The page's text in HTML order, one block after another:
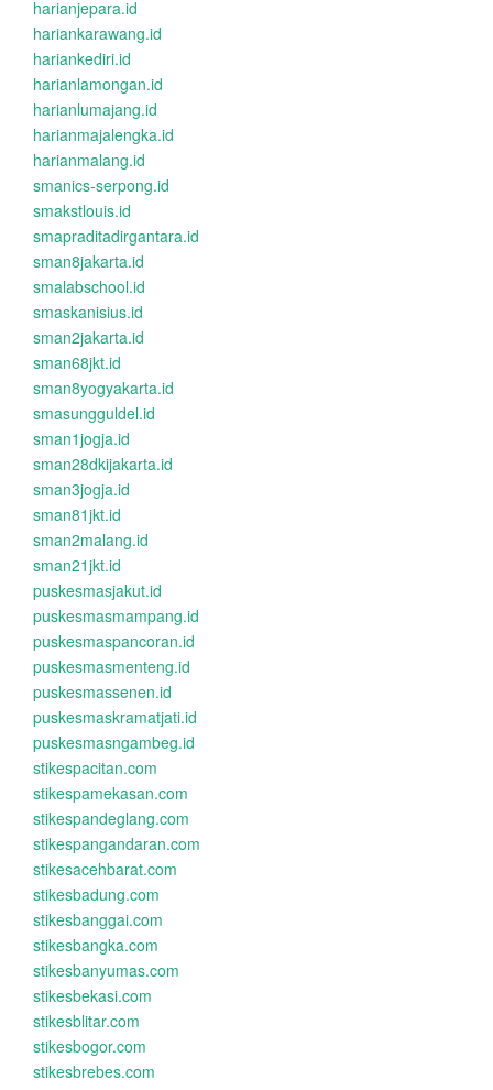
harianjepara.id
hariankarawang.id
hariankediri.id
harianlamongan.id
harianlumajang.id
harianmajalengka.id
harianmalang.id
smanics-serpong.id
smakstlouis.id
smapraditadirgantara.id
sman8jakarta.id
smalabschool.id
smaskanisius.id
sman2jakarta.id
sman68jkt.id
sman8yogyakarta.id
smasungguldel.id
sman1jogja.id
sman28dkijakarta.id
sman3jogja.id
sman81jkt.id
sman2malang.id
sman21jkt.id
puskesmasjakut.id
puskesmasmampang.id
puskesmaspancoran.id
puskesmasmenteng.id
puskesmassenen.id
puskesmaskramatjati.id
puskesmasngambeg.id
stikespacitan.com
stikespamekasan.com
stikespandeglang.com
stikespangandaran.com
stikesacehbarat.com
stikesbadung.com
stikesbanggai.com
stikesbangka.com
stikesbanyumas.com
stikesbekasi.com
stikesblitar.com
stikesbogor.com
stikesbrebes.com